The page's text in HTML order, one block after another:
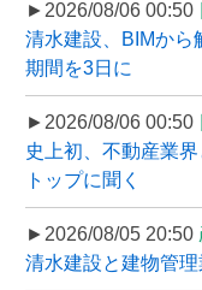
►2026/08/06 00:50
清水建設、BIMから
期間を3日に
►2026/08/06 00:50
史上初、不動産業
トップに聞く
►2026/08/05 20:50
清水建設と建物管